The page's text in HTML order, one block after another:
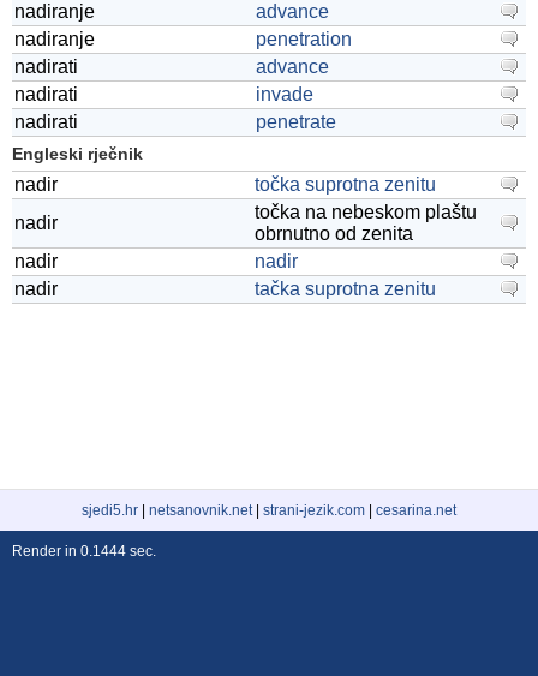
nadiranje
advance
nadiranje
penetration
nadirati
advance
nadirati
invade
nadirati
penetrate
Engleski rječnik
nadir
točka suprotna zenitu
nadir
točka na nebeskom plaštu
obrnutno od zenita
nadir
nadir
nadir
tačka suprotna zenitu
sjedi5.hr netsanovnik.net| strani-jezik.com cesarina.net
Render in 0.1444 sec.